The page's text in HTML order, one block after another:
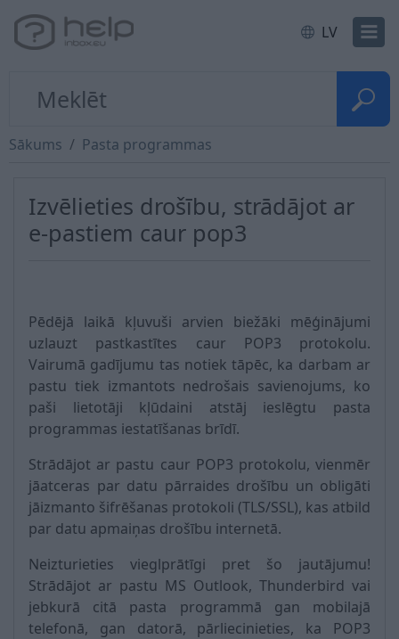
LV
Sākums Pasta programmas
Izvēlieties drošību, strādājot ar
e-pastiem caur pop3
Pēdējā laikā kļuvuši arvien biežāki mēģinājumi
uzlauzt pastkastītes caur POP3 protokolu.
Vairumā gadījumu tas notiek tāpēc, ka darbam ar
pastu tiek izmantots nedrošais savienojums, ko
paši lietotāji kļūdaini atstāj ieslēgtu pasta
programmas iestatīšanas brīdī.
Strādājot ar pastu caur POP3 protokolu, vienmēr
jāatceras par datu pārraides drošību un obligāti
jāizmanto šifrēšanas protokoli (TLS/SSL), kas atbild
par datu apmaiņas drošību internetā.
Neizturieties vieglprātīgi pret šo jautājumu!
Strādājot ar pastu MS Outlook, Thunderbird vai
jebkurā citā pasta programmā gan mobilajā
telefonā, gan datorā, pārliecinieties, ka POP3